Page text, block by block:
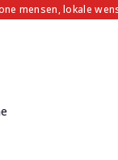
mensen, lokale